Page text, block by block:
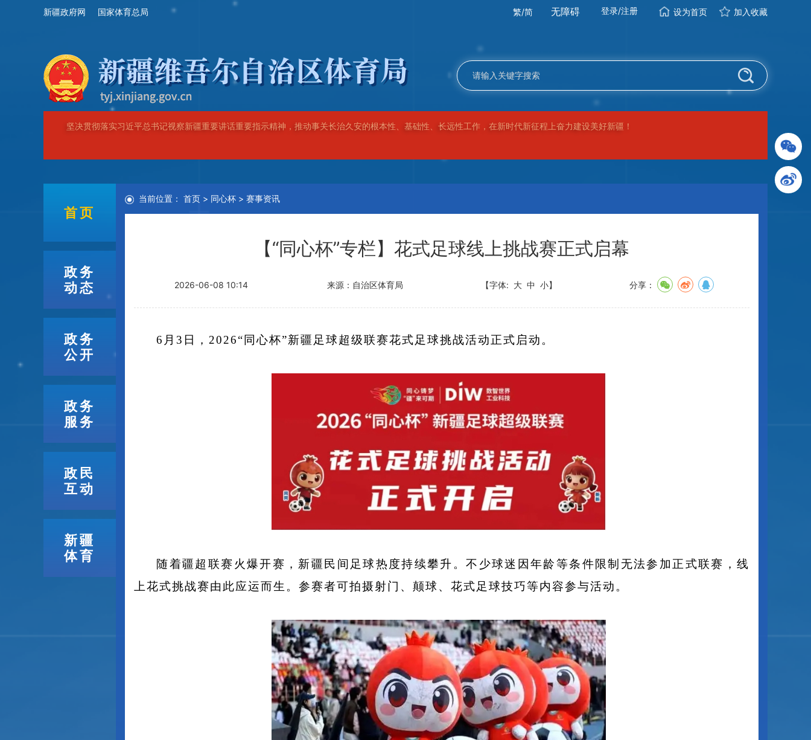
新疆政府网 国家体育总局 加入收藏
设为首页
登录/注册
无障碍
繁/简
坚决贯彻落实习近平总书记视察新疆重要讲话重要指示精神，推动事关长治久安的根本性、基础性、长远性工作，在新时代新征程上奋力建设美好新疆！
首页
政务
动态
政务
公开
政务
服务
政民
互动
新疆
体育
当前位置： 首页 > 同心杯 > 赛事资讯
【“同心杯”专栏】花式足球线上挑战赛正式启幕
2026-06-08 10:14 来源：自治区体育局 【字体: 大 中 小】 分享：
6月3日，2026“同心杯”新疆足球超级联赛花式足球挑战活动正式启动。
随着疆超联赛火爆开赛，新疆民间足球热度持续攀升。不少球迷因年龄等条件限制无法参加正式联赛，线
上花式挑战赛由此应运而生。参赛者可拍摄射门、颠球、花式足球技巧等内容参与活动。